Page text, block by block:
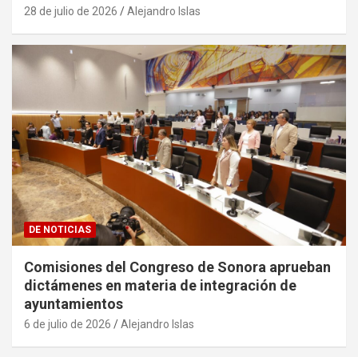
28 de julio de 2026 Alejandro Islas
DE NOTICIAS
Comisiones del Congreso de Sonora aprueban
dictámenes en materia de integración de
ayuntamientos
6 de julio de 2026 Alejandro Islas